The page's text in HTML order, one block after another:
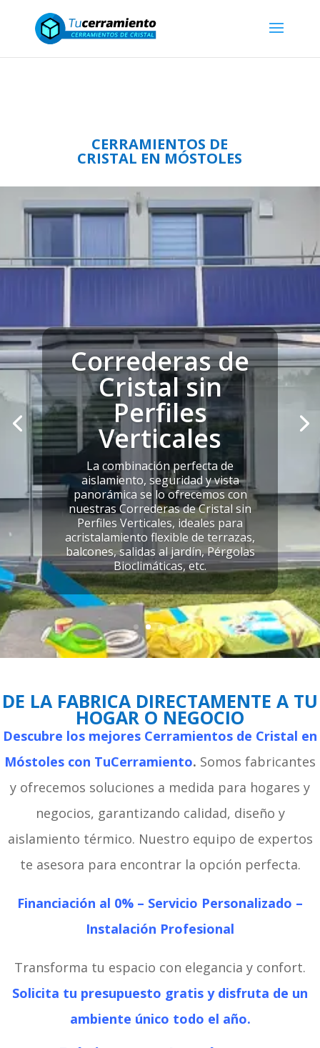
Distribución de productos terminados
ALBERT GENAU para Profesionales
CERRAMIENTOS DE
CRISTAL EN MÓSTOLES
Correderas de
Cristal sin
Perfiles
Verticales
La combinación perfecta de
aislamiento, seguridad y vista
panorámica se lo ofrecemos con
nuestras Correderas de Cristal sin
Perfiles Verticales, ideales para
acristalamiento flexible de terrazas,
balcones, salidas al jardín, Pérgolas
Bioclimáticas, etc.
DE LA FABRICA DIRECTAMENTE A TU
HOGAR O NEGOCIO
Descubre los mejores Cerramientos de Cristal en
Móstoles con TuCerramiento. Somos fabricantes
y ofrecemos soluciones a medida para hogares y
negocios, garantizando calidad, diseño y
aislamiento térmico. Nuestro equipo de expertos
te asesora para encontrar la opción perfecta.
Financiación al 0% – Servicio Personalizado –
Instalación Profesional
Transforma tu espacio con elegancia y confort.
Solicita tu presupuesto gratis y disfruta de un
ambiente único todo el año.